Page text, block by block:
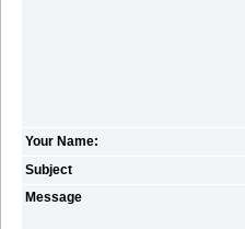
Your Name:
Subject
Message